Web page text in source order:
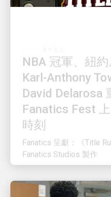
Karl-Anthony
David Delarosa
Fanatics Fest 上
時刻
Fanatics 呈獻：《Title
Fanatics Studios 製作